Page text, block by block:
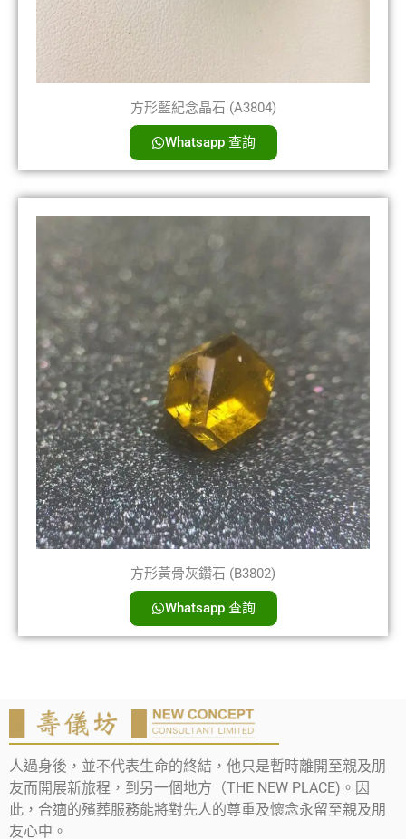
方形藍紀念晶石 (A3804)
Whatsapp 查詢
方形黃骨灰鑽石 (B3802)
Whatsapp 查詢
人過身後，並不代表生命的終結，他只是暫時離開至親及朋
友而開展新旅程，到另一個地方（THE NEW PLACE)。因
此，合適的殯葬服務能將對先人的尊重及懷念永留至親及朋
友心中。